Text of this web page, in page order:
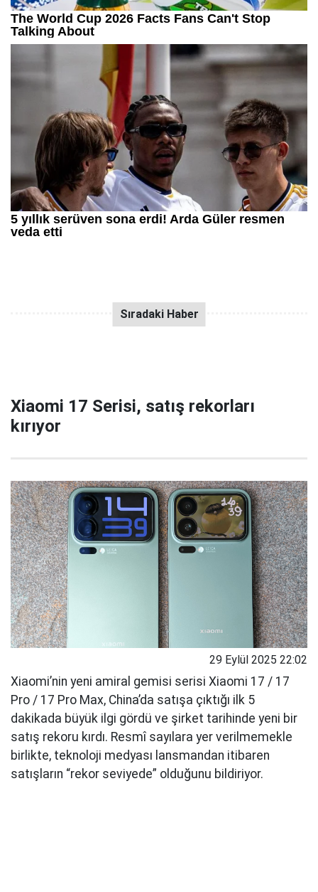
Xiaomi 17 Serisi, satış rekorları
kırıyor
29 Eylül 2025 22:02
Xiaomi’nin yeni amiral gemisi serisi Xiaomi 17 / 17
Pro / 17 Pro Max, China’da satışa çıktığı ilk 5
dakikada büyük ilgi gördü ve şirket tarihinde yeni bir
satış rekoru kırdı. Resmî sayılara yer verilmemekle
birlikte, teknoloji medyası lansmandan itibaren
satışların “rekor seviyede” olduğunu bildiriyor.